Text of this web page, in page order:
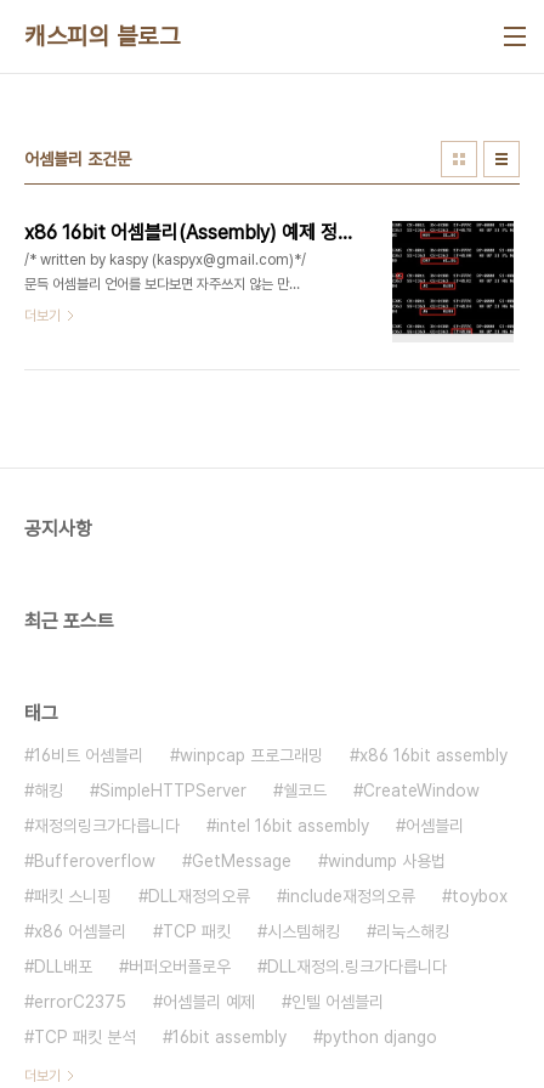
캐스피의 블로그
어셈블리 조건문
x86 16bit 어셈블리(Assembly) 예제 정리 - 4
/* written by kaspy (kaspyx@gmail.com)*/
문득 어셈블리 언어를 보다보면 자주쓰지 않는 만큼
해깔릴수 있는것들이 많은것 같아서 정리해보았다.
프하지 않고 ja에서 한 이유는 jg는 부호있는 검사를
더보기
공지사항
최근 포스트
태그
16비트 어셈블리 winpcap 프로그래밍
x86 16bit assembly
해킹
SimpleHTTPServer 쉘코드
CreateWindow
재정의링크가다릅니다
intel 16bit assembly
어셈블리
Bufferoverflow
GetMessage
windump 사용법
패킷 스니핑
DLL재정의오류 include재정의오류
toybox
x86 어셈블리
TCP 패킷 시스템해킹
리눅스해킹
DLL배포
버퍼오버플로우
DLL재정의.링크가다릅니다
errorC2375
어셈블리 예제
인텔 어셈블리
TCP 패킷 분석
16bit assembly python django
더보기